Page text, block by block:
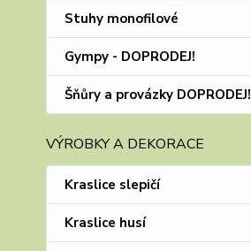
Stuhy monofilové
Gympy - DOPRODEJ!
Šňůry a provázky DOPRODEJ!
VÝROBKY A DEKORACE
Kraslice slepičí
Kraslice husí